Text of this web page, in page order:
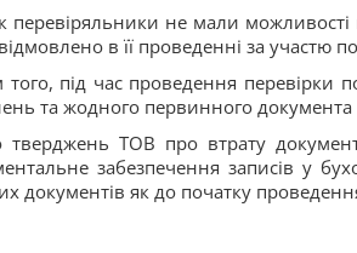
перевіряльники не мали
в її проведенні за участю
того, під час проведення
та жодного первинного
ТОВ про втрату
забезпечення записів у
документів як до початку